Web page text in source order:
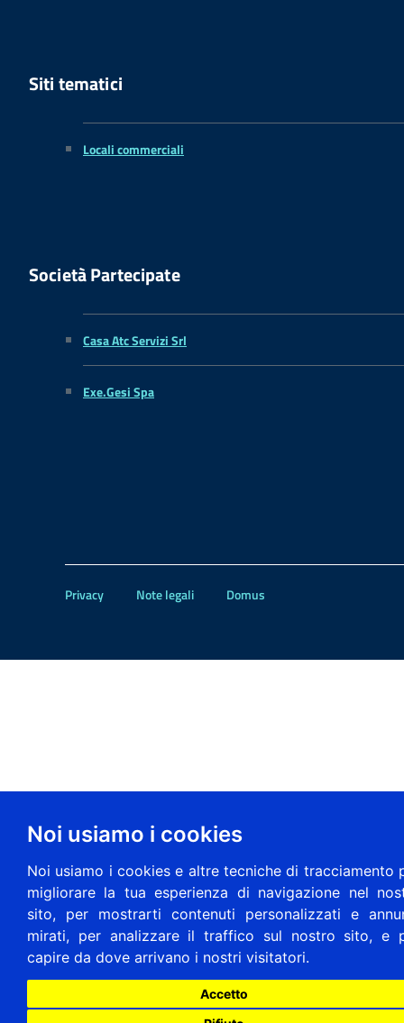
Noi usiamo i cookies
Noi usiamo i cookies e altre tecniche di tracciamento
migliorare la tua esperienza di navigazione nel
sito, per mostrarti contenuti personalizzati e
mirati, per analizzare il traffico sul nostro sito, e
capire da dove arrivano i nostri visitatori.
Accetto
Siti tematici
Locali commerciali
Società Partecipate
Casa Atc Servizi Srl
Exe.Gesi Spa
Privacy Note legali Domus